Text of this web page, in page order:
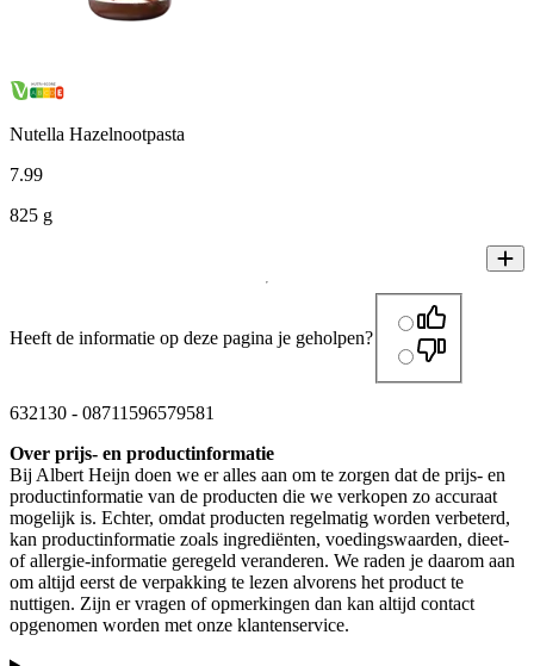
Nutella Hazelnootpasta
7.99
825 g
Heeft de informatie op deze pagina je geholpen?
632130 - 08711596579581
Over prijs- en productinformatie
Bij Albert Heijn doen we er alles aan om te zorgen dat de prijs- en
productinformatie van de producten die we verkopen zo accuraat
mogelijk is. Echter, omdat producten regelmatig worden verbeterd,
kan productinformatie zoals ingrediënten, voedingswaarden, dieet-
of allergie-informatie geregeld veranderen. We raden je daarom aan
om altijd eerst de verpakking te lezen alvorens het product te
nuttigen. Zijn er vragen of opmerkingen dan kan altijd contact
opgenomen worden met onze klantenservice.